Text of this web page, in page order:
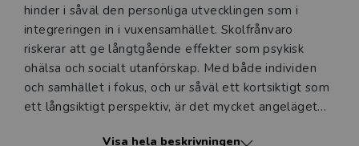
hinder i såväl den personliga utvecklingen som i
integreringen in i vuxensamhället. Skolfrånvaro
riskerar att ge långtgående effekter som psykisk
ohälsa och socialt utanförskap. Med både individen
och samhället i fokus, och ur såväl ett kortsiktigt som
ett långsiktigt perspektiv, är det mycket angeläget
Visa hela beskrivningen